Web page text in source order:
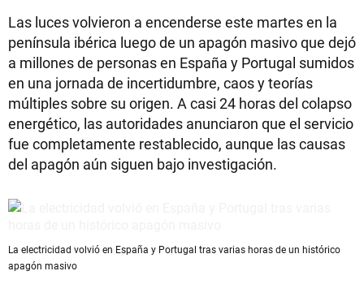
Las luces volvieron a encenderse este martes en la
península ibérica luego de un apagón masivo que dejó
a millones de personas en España y Portugal sumidos
en una jornada de incertidumbre, caos y teorías
múltiples sobre su origen. A casi 24 horas del colapso
energético, las autoridades anunciaron que el servicio
fue completamente restablecido, aunque las causas
del apagón aún siguen bajo investigación.
La electricidad volvió en España y Portugal tras varias horas de un histórico
apagón masivo